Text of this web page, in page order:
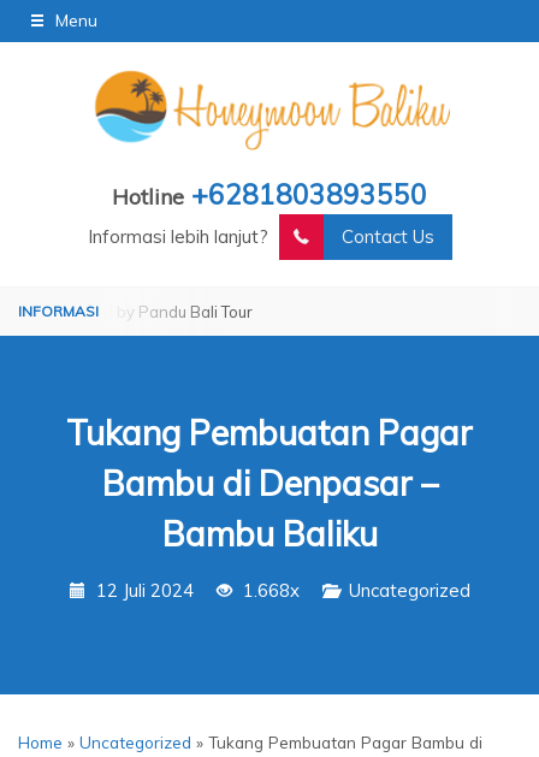
Menu
Hotline +6281803893550
Informasi lebih lanjut? Contact Us
by Pandu Bali Tour Operated by Pandu Bali Tour
Tukang Pembuatan Pagar
Bambu di Denpasar –
Bambu Baliku
12 Juli 2024 1.668x Uncategorized
Home » Uncategorized » Tukang Pembuatan Pagar Bambu di